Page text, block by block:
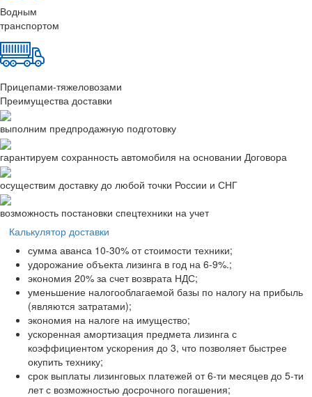
Водным
транспортом
Прицепами-тяжеловозами
Преимущества доставки
выполним предпродажную подготовку
гарантируем сохранность автомобиля на основании Договора
осуществим доставку до любой точки России и СНГ
возможность постановки спецтехники на учет
Калькулятор доставки
сумма аванса 10-30% от стоимости техники;
удорожание объекта лизинга в год на 6-9%.;
экономия 20% за счет возврата НДС;
уменьшение налогооблагаемой базы по налогу на прибыль
(являются затратами);
экономия на налоге на имущество;
ускоренная амортизация предмета лизинга с
коэффициентом ускорения до 3, что позволяет быстрее
окупить технику;
срок выплаты лизинговых платежей от 6-ти месяцев до 5-ти
лет с возможностью досрочного погашения;